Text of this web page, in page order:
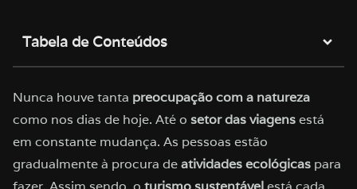
Tabela de Conteúdos
Nunca houve tanta preocupação com a natureza
como nos dias de hoje. Até o setor das viagensestá
em constante mudança. As pessoas estão
gradualmente à procura deatividades ecológicas para